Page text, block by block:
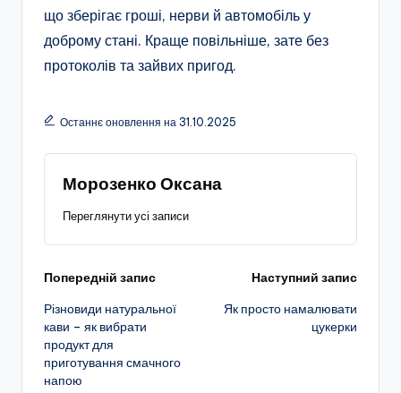
що зберігає гроші, нерви й автомобіль у
доброму стані. Краще повільніше, зате без
протоколів та зайвих пригод.
Останнє оновлення на 31.10.2025
Морозенко Оксана
Переглянути усі записи
Навігація
по
запису
Попередній запис
Різновиди натуральної
кави – як вибрати
продукт для
приготування смачного
напою
Наступний запис
Як просто намалювати
цукерки